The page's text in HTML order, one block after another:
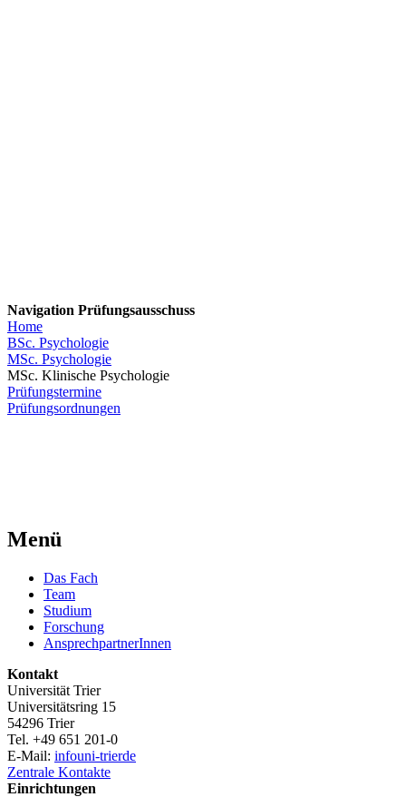
Navigation Prüfungsausschuss
Home
BSc. Psychologie
MSc. Psychologie
MSc. Klinische Psychologie
Prüfungstermine
Prüfungsordnungen
Menü
Das Fach
Team
Studium
Forschung
AnsprechpartnerInnen
Kontakt
Universität Trier
Universitätsring 15
54296 Trier
Tel. +49 651 201-0
E-Mail: infouni-trierde
Zentrale Kontakte
Einrichtungen